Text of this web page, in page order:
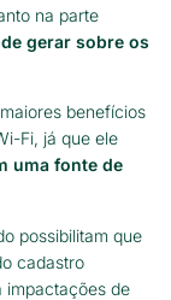
na parte
gerar sobre os
benefícios
Fi, já que ele
uma fonte de
possibilitam que
cadastro
impactações de